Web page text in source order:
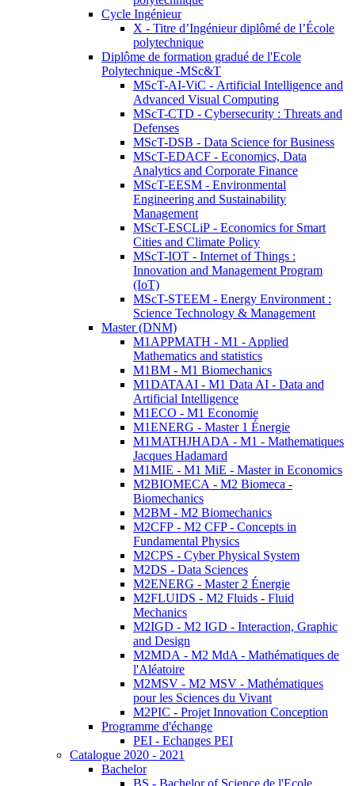
Cycle Ingénieur
X - Titre d’Ingénieur diplômé de l’École
polytechnique
Diplôme de formation gradué de l'Ecole
Polytechnique -MSc&T
MScT-AI-ViC - Artificial Intelligence and
Advanced Visual Computing
MScT-CTD - Cybersecurity : Threats and
Defenses
MScT-DSB - Data Science for Business
MScT-EDACF - Economics, Data
Analytics and Corporate Finance
MScT-EESM - Environmental
Engineering and Sustainability
Management
MScT-ESCLiP - Economics for Smart
Cities and Climate Policy
MScT-IOT - Internet of Things :
Innovation and Management Program
(IoT)
MScT-STEEM - Energy Environment :
Science Technology & Management
Master (DNM)
M1APPMATH - M1 - Applied
Mathematics and statistics
M1BM - M1 Biomechanics
M1DATAAI - M1 Data AI - Data and
Artificial Intelligence
M1ECO - M1 Economie
M1ENERG - Master 1 Énergie
M1MATHJHADA - M1 - Mathematiques
Jacques Hadamard
M1MIE - M1 MiE - Master in Economics
M2BIOMECA - M2 Biomeca -
Biomechanics
M2BM - M2 Biomechanics
M2CFP - M2 CFP - Concepts in
Fundamental Physics
M2CPS - Cyber Physical System
M2DS - Data Sciences
M2ENERG - Master 2 Énergie
M2FLUIDS - M2 Fluids - Fluid
Mechanics
M2IGD - M2 IGD - Interaction, Graphic
and Design
M2MDA - M2 MdA - Mathématiques de
l'Aléatoire
M2MSV - M2 MSV - Mathématiques
pour les Sciences du Vivant
M2PIC - Projet Innovation Conception
Programme d'échange
PEI - Echanges PEI
Catalogue 2020 - 2021
Bachelor
BS - Bachelor of Science de l'Ecole